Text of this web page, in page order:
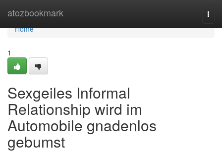
atozbookmark
Home
Home
1
Sexgeiles Informal
Relationship wird im
Automobile gnadenlos
gebumst